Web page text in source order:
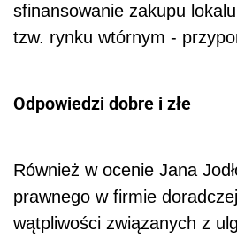
sfinansowanie zakupu
tzw. rynku wtórnym -
Odpowiedzi dobre i złe
Również w ocenie Jana
prawnego w firmie
wątpliwości związanych z